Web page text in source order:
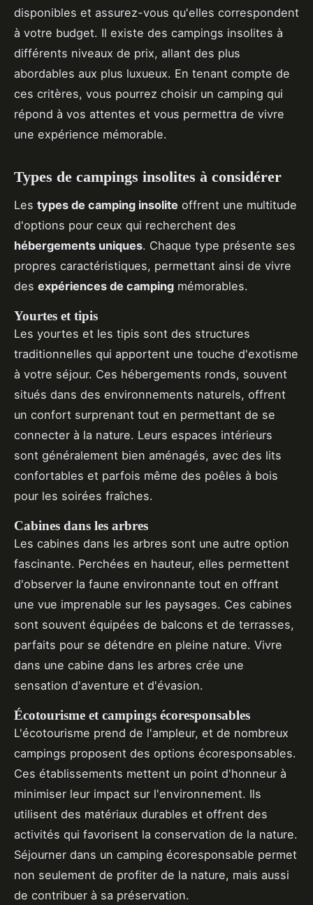
disponibles et assurez-vous qu'elles correspondent
à votre budget. Il existe des campings insolites à
différents niveaux de prix, allant des plus
abordables aux plus luxueux. En tenant compte de
ces critères, vous pourrez choisir un camping qui
répond à vos attentes et vous permettra de vivre
une expérience mémorable.
Types de campings insolites à considérer
Les types de camping insolite offrent une multitude
d'options pour ceux qui recherchent des
hébergements uniques. Chaque type présente ses
propres caractéristiques, permettant ainsi de vivre
des expériences de camping mémorables.
Yourtes et tipis
Les yourtes et les tipis sont des structures
traditionnelles qui apportent une touche d'exotisme
à votre séjour. Ces hébergements ronds, souvent
situés dans des environnements naturels, offrent
un confort surprenant tout en permettant de se
connecter à la nature. Leurs espaces intérieurs
sont généralement bien aménagés, avec des lits
confortables et parfois même des poêles à bois
pour les soirées fraîches.
Cabines dans les arbres
Les cabines dans les arbres sont une autre option
fascinante. Perchées en hauteur, elles permettent
d'observer la faune environnante tout en offrant
une vue imprenable sur les paysages. Ces cabines
sont souvent équipées de balcons et de terrasses,
parfaits pour se détendre en pleine nature. Vivre
dans une cabine dans les arbres crée une
sensation d'aventure et d'évasion.
Écotourisme et campings écoresponsables
L'écotourisme prend de l'ampleur, et de nombreux
campings proposent des options écoresponsables.
Ces établissements mettent un point d'honneur à
minimiser leur impact sur l'environnement. Ils
utilisent des matériaux durables et offrent des
activités qui favorisent la conservation de la nature.
Séjourner dans un camping écoresponsable permet
non seulement de profiter de la nature, mais aussi
de contribuer à sa préservation.